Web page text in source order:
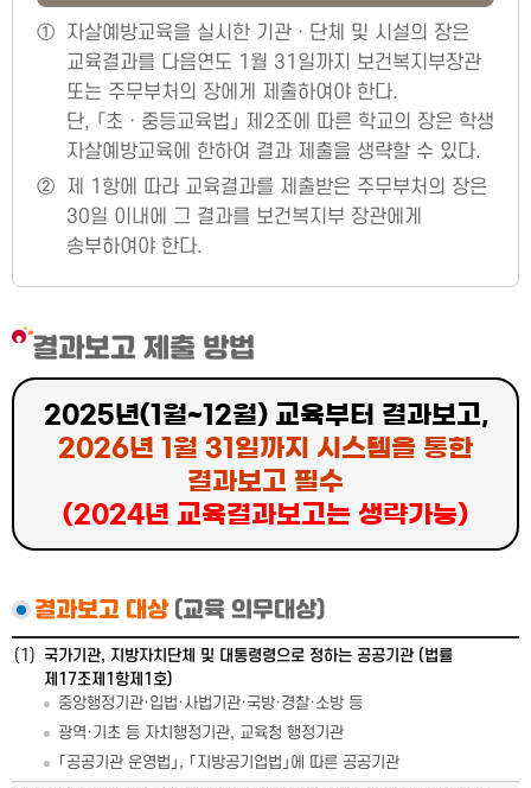
①
자살예방교육을 실시한 기관ㆍ단체 및 시설의 장은
교육결과를 다음연도 1월 31일까지 보건복지부장관
또는 주무부처의 장에게 제출하여야 한다.
단, 「초ㆍ중등교육법」 제2조에 따른 학교의 장은 학생
자살예방교육에 한하여 결과 제출을 생략할 수 있다.
②
제 1항에 따라 교육결과를 제출받은 주무부처의 장은
30일 이내에 그 결과를 보건복지부 장관에게
송부하여야 한다.
결과보고 제출 방법
2025년(1월~12월) 교육부터 결과보고,
2026년 1월 31일까지 시스템을 통한
결과보고 필수
(2024년 교육결과보고는 생략가능)
결과보고 대상(교육 의무대상)
(1) 국가기관, 지방자치단체 및 대통령령으로 정하는 공공기관 (법률
제17조제1항제1호)
중앙행정기관·입법·사법기관·국방·경찰·소방 등
광역·기초 등 자치행정기관, 교육청 행정기관
「공공기관 운영법」, 「지방공기업법」에 따른 공공기관